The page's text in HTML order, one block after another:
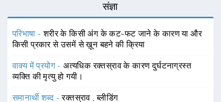
संज्ञा
परिभाषा -शरीर के किसी अंग के कट-फट जाने के कारण या और
किसी प्रकार से उसमें से ख़ून बहने की क्रिया
वाक्य में प्रयोग -अत्यधिक रक्तस्राव के कारण दुर्घटनाग्रस्त
व्यक्ति की मृत्यु हो गयी।
समानार्थी शब्द -रक्तस्राव ,ब्लीडिंग